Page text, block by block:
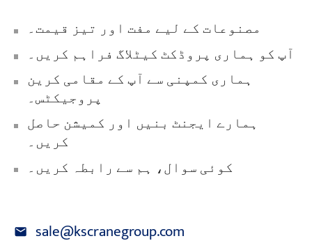
مصنوعات کے لیے مفت اور تیز قیمت۔
آپ کو ہماری پروڈکٹ کیٹلاگ فراہم کریں۔
ہماری کمپنی سے آپ کے مقامی کرین
پروجیکٹس۔
ہمارے ایجنٹ بنیں اور کمیشن حاصل
کریں۔
کوئی سوال، ہم سے رابطہ کریں۔
sale@kscranegroup.com